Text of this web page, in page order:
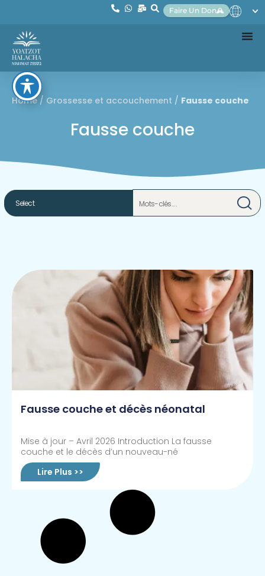
Faire Un Don
Home/ Grossesse et accouchement / Fausse couche
Fausse couche
Fausse couche et décès néonatal
Mise à jour – Avril 2026 Introduction La fausse
couche et le décès d’un nouveau-né
Lire Plus >>